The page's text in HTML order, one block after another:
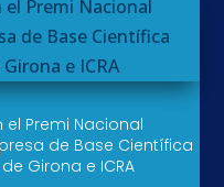
el Premi Nacional
de Base Científica
Girona e ICRA